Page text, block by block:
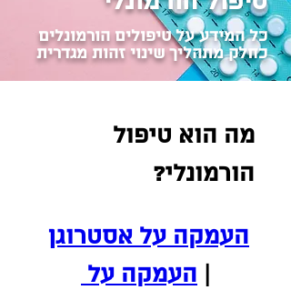
כל המידע על טיפולים הורמונלים
כחלק מתהליך שינוי זהות מגדרית
מה הוא טיפול
הורמונלי?
העמקה על אסטרוגן
העמקה על